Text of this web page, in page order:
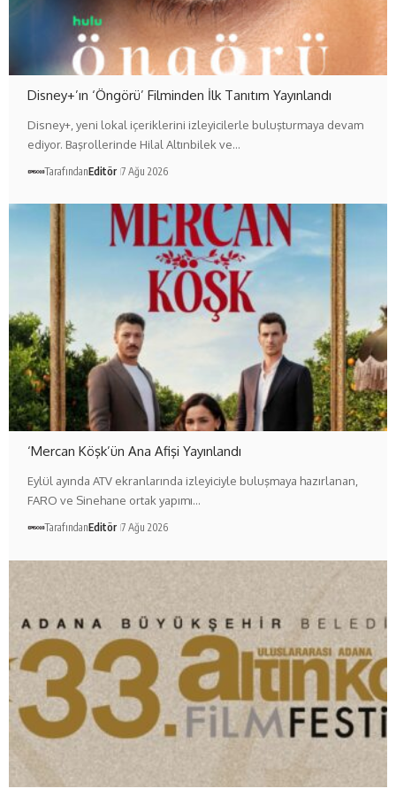
Disney+’ın ‘Öngörü’ Filminden İlk Tanıtım Yayınlandı
Disney+, yeni lokal içeriklerini izleyicilerle buluşturmaya devam
ediyor. Başrollerinde Hilal Altınbilek ve…
TarafındanEditör 7 Ağu 2026
‘Mercan Köşk’ün Ana Afişi Yayınlandı
Eylül ayında ATV ekranlarında izleyiciyle buluşmaya hazırlanan,
FARO ve Sinehane ortak yapımı…
TarafındanEditör 7 Ağu 2026